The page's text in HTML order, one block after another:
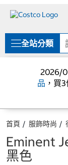
單
全站分類
2026/
品 ，買
首頁 服飾時尚
Eminent
黑色